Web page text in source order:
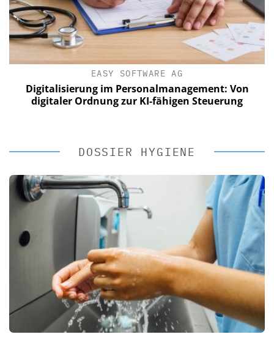
EASY SOFTWARE AG
Digitalisierung im Personalmanagement: Von
digitaler Ordnung zur KI-fähigen Steuerung
DOSSIER HYGIENE